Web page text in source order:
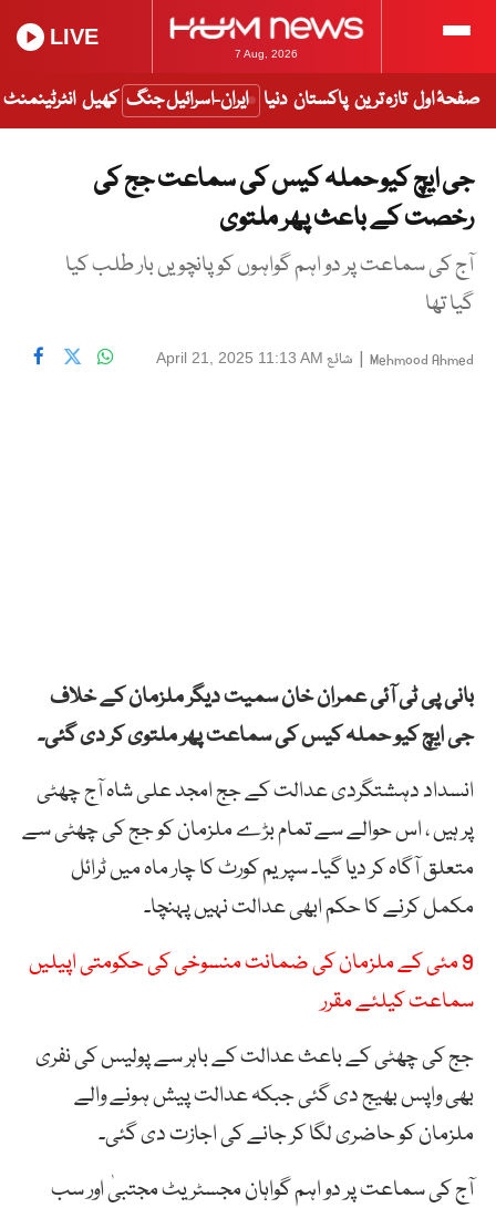
7 Aug, 2026
LIVE
صفحۂ اول تازہ ترین پاکستان دنیا ایران-اسرائیل جنگ کھیل انٹرٹینمنٹ
جی ایچ کیو حملہ کیس کی سماعت جج کی
رخصت کے باعث پھر ملتوی
آج کی سماعت پر دو اہم گواہوں کو پانچویں بار طلب کیا
گیا تھا
Mehmood Ahmed
| شائع April 21, 2025 11:13 AM
بانی پی ٹی آئی عمران خان سمیت دیگر ملزمان کے خلاف
جی ایچ کیو حملہ کیس کی سماعت پھر ملتوی کر دی گئی۔
انسداد دہشتگردی عدالت کے جج امجد علی شاہ آج چھٹی
پر ہیں ، اس حوالے سے تمام بڑے ملزمان کو جج کی چھٹی سے
متعلق آگاہ کر دیا گیا۔ سپریم کورٹ کا چار ماہ میں ٹرائل
مکمل کرنے کا حکم ابھی عدالت نہیں پہنچا۔
9 مئی کے ملزمان کی ضمانت منسوخی کی حکومتی اپیلیں
سماعت کیلئے مقرر
جج کی چھٹی کے باعث عدالت کے باہر سے پولیس کی نفری
بھی واپس بھیج دی گئی جبکہ عدالت پیش ہونے والے
ملزمان کو حاضری لگا کر جانے کی اجازت دی گئی۔
آج کی سماعت پر دو اہم گواہان مجسٹریٹ مجتبیٰ اور سب